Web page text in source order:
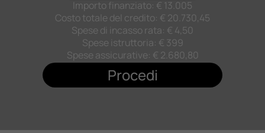
Importo finanziato: € 13.005
Costo totale del credito: € 20.730,45
Spese di incasso rata: € 4,50
Spese istruttoria: € 399
Spese assicurative: € 2.680,80
Procedi